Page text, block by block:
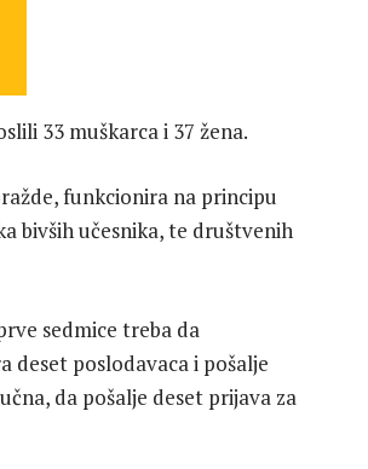
33 muškarca i 37 žena.
funkcionira na principu
bivših učesnika, te društvenih
sedmice treba da
poslodavaca i pošalje
da pošalje deset prijava za